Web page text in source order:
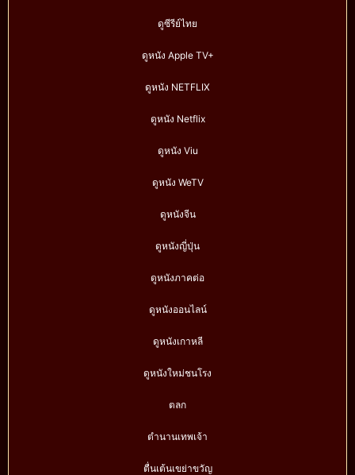
ดูซีรีย์ไทย
ดูหนัง Apple TV+
ดูหนัง NETFLIX
ดูหนัง Netflix
ดูหนัง Viu
ดูหนัง WeTV
ดูหนังจีน
ดูหนังญี่ปุ่น
ดูหนังภาคต่อ
ดูหนังออนไลน์
ดูหนังเกาหลี
ดูหนังใหม่ชนโรง
ตลก
ตำนานเทพเจ้า
ตื่นเต้นเขย่าขวัญ